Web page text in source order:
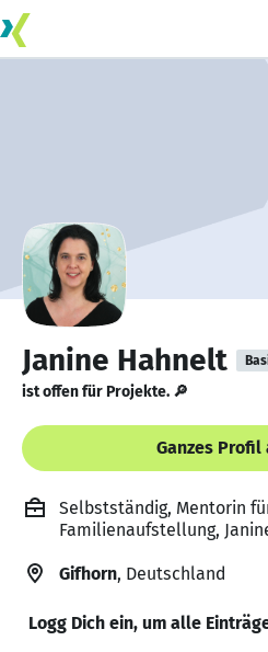
Janine Hahnelt
ist offen für Projekte. 🔎
Ganzes Profil
Selbstständig, Mentorin
Familienaufstellung,
Gifhorn, Deutschland
Logg Dich ein, um alle